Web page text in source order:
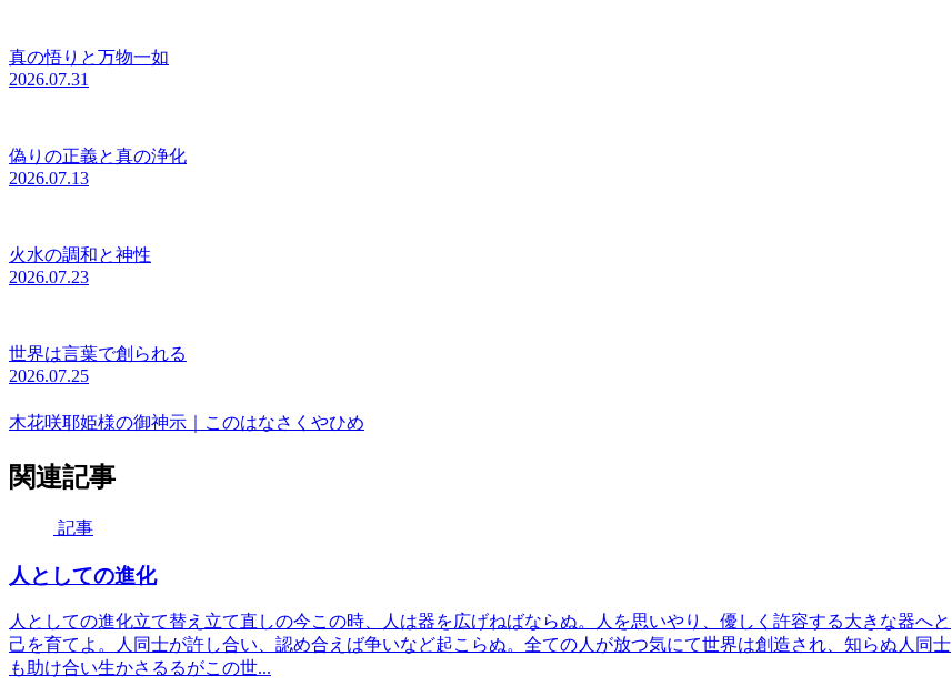
真の悟りと万物一如
2026.07.31
偽りの正義と真の浄化
2026.07.13
火水の調和と神性
2026.07.23
世界は言葉で創られる
2026.07.25
木花咲耶姫様の御神示｜このはなさくやひめ
関連記事
記事
人としての進化
人としての進化立て替え立て直しの今この時、人は器を広げねばならぬ。人を思いやり、優しく許容する大きな器へと
己を育てよ。人同士が許し合い、認め合えば争いなど起こらぬ。全ての人が放つ気にて世界は創造され、知らぬ人同士
も助け合い生かさるるがこの世...